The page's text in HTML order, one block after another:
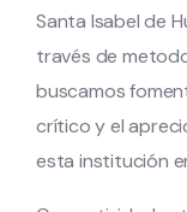
Santa Isabel de
través de
buscamos
crítico y el
esta institución